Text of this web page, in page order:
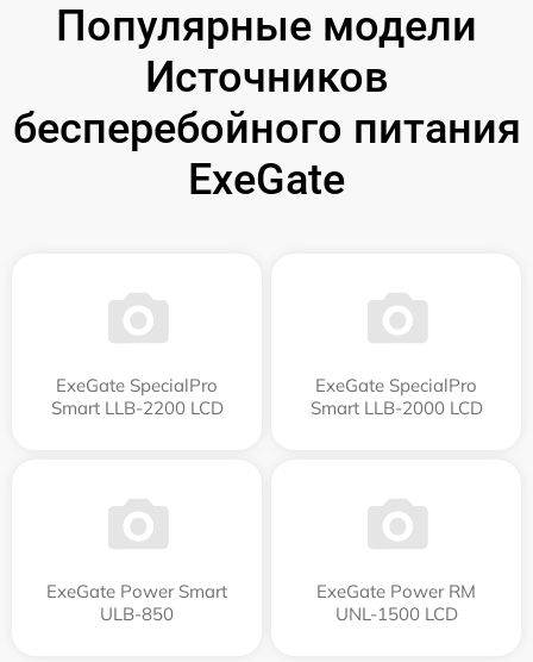
Популярные модели
Источников
бесперебойного питания
ExeGate
ExeGate SpecialPro
Smart LLB-2200 LCD
ExeGate SpecialPro
Smart LLB-2000 LCD
ExeGate Power Smart
ULB-850
ExeGate Power RM
UNL-1500 LCD